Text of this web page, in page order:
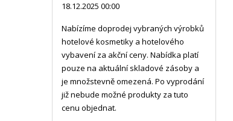
18.12.2025 00:00
Nabízíme doprodej vybraných výrobků
hotelové kosmetiky a hotelového
vybavení za akční ceny. Nabídka platí
pouze na aktuální skladové zásoby a
je množstevně omezená. Po vyprodání
již nebude možné produkty za tuto
cenu objednat.